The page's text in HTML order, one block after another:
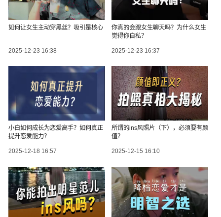
如何让女生主动穿黑丝？吸引是核心
2025-12-23 16:38
你真的会跟女生聊天吗？为什么女生
觉得你自私？
2025-12-23 16:37
小白如何成长为恋爱高手？如何真正
提升恋爱能力？
2025-12-18 16:57
所谓的ins风照片（下），必须要有颜
值？
2025-12-15 16:10